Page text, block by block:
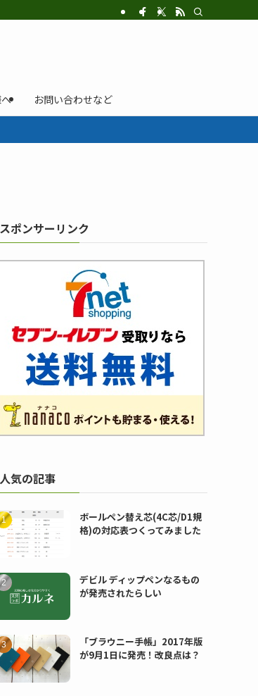
お問い合わせなど
スポンサーリンク
人気の記事
ボールペン替え芯(4C芯/D1規
格)の対応表つくってみました
デビル ディップペンなるもの
が発売されたらしい
「ブラウニー手帳」2017年版
が9月1日に発売！改良点は？